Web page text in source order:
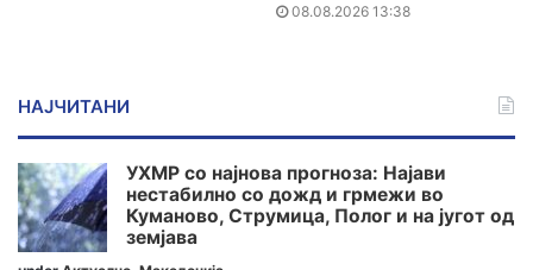
08.08.2026 13:38
НАЈЧИТАНИ
УХМР со најнова прогноза: Најави
нестабилно со дожд и грмежи во
Куманово, Струмица, Полог и на југот од
земјава